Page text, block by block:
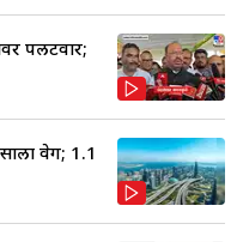
पलटवार;
वेग; 1.1